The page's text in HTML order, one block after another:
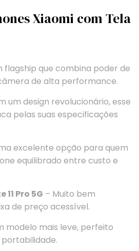
Xiaomi com Tela
flagship que combina poder de
de alta performance.
um design revolucionário, esse
pelas suas especificações
excelente opção para quem
equilibrado entre custo e
Pro 5G – Muito bem
de preço acessível.
modelo mais leve, perfeito